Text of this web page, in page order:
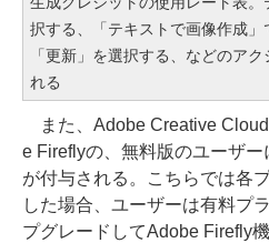
択する、「テキストで画像作成
「更新」を選択する、などのア
れる
また、Adobe Creative
e Fireflyの、無料版のユーザー
が付与される。こちらでは各
した場合、ユーザーは有料プ
プグレードしてAdobe Firefly